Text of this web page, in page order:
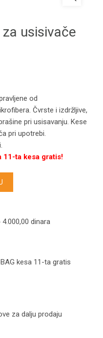
za usisivače
od
Čvrste i izdržljive,
pri usisavanju. Kese
pri upotrebi.
11-ta kesa gratis!
model K180 količina
dinara
kesa 11-ta gratis
za dalju prodaju